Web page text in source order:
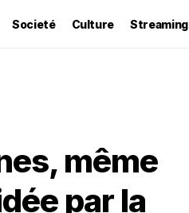
Societé Culture Streaming
même
par la